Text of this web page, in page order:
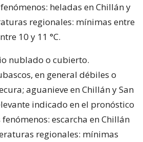
heladas en Chillán y
regionales: mínimas entre
10 y 11 °C.
nublado o cubierto.
en general débiles o
aguanieve en Chillán y San
indicado en el pronóstico
escarcha en Chillán
regionales: mínimas